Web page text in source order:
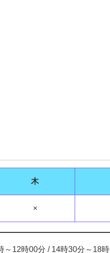
木
×
12時00分 / 14時30分～18時